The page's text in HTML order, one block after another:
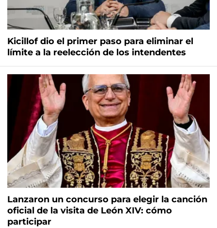
Kicillof dio el primer paso para eliminar el
límite a la reelección de los intendentes
Lanzaron un concurso para elegir la canción
oficial de la visita de León XIV: cómo
participar